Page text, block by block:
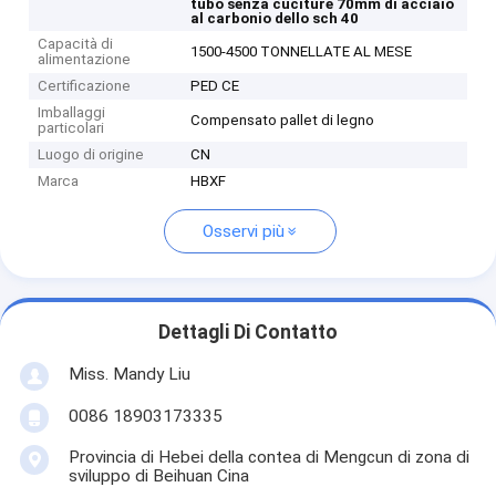
tubo senza cuciture 70mm di acciaio
al carbonio dello sch 40
Capacità di
alimentazione
1500-4500 TONNELLATE AL MESE
Certificazione
PED CE
Imballaggi
particolari
Compensato pallet di legno
Luogo di origine
CN
Marca
HBXF
Osservi più
Dettagli Di Contatto
Miss. Mandy Liu
0086 18903173335
Provincia di Hebei della contea di Mengcun di zona di
sviluppo di Beihuan Cina